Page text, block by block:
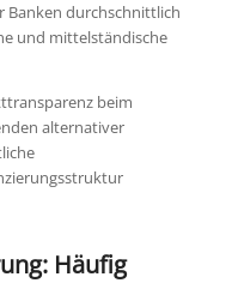
Banken durchschnittlich
und mittelständische
beim
alternativer
Häufig